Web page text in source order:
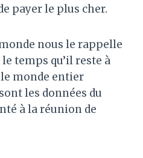
payer le plus cher.
nous le rappelle
temps qu’il reste à
monde entier
les données du
à la réunion de